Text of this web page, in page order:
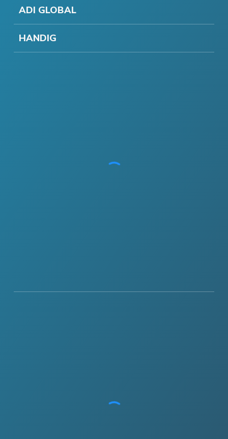
ADI GLOBAL
HANDIG